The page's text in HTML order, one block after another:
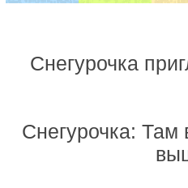
Снегурочка
Снегурочка: